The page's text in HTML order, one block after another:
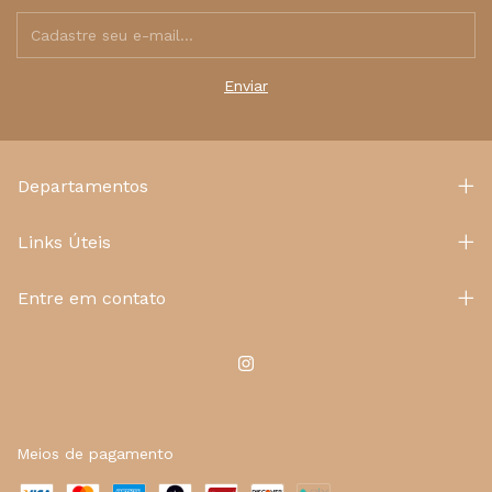
Departamentos
Links Úteis
Entre em contato
Meios de pagamento